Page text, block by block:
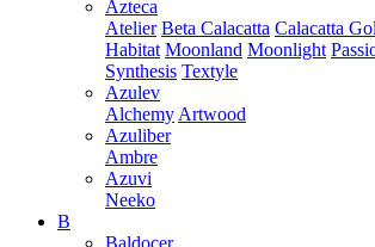
Azteca
Atelier Beta Calacatta Calacatta
Habitat Moonland Moonlight
Synthesis Textyle
Azulev
Alchemy Artwood
Azuliber
Ambre
Azuvi
Neeko
B